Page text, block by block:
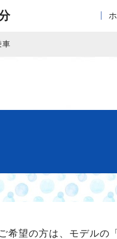
車
希望の方は、モデルの